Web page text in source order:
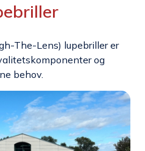
The-Lens) lupebriller er
og
behov.